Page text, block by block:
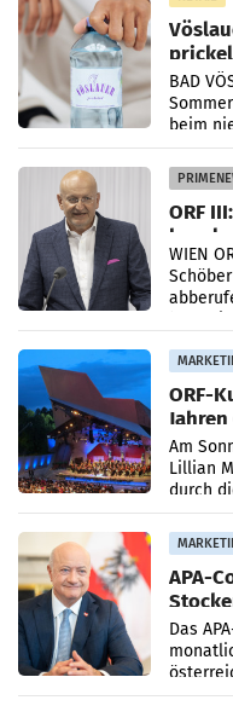
BAD
beim
ORF
WIEN
ORF-
Am
Lillian
durch
startet
APA-
im Juli
Das